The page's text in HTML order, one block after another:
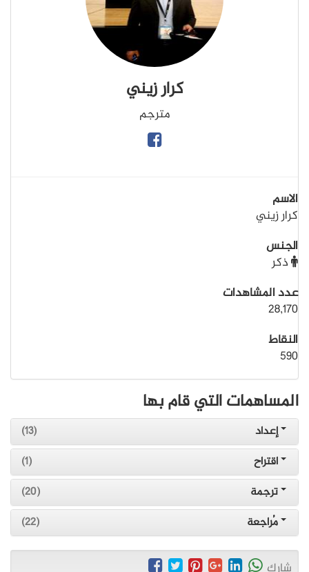
كرار زيني
مترجم
الاسم
كرار زيني
الجنس
ذكر
عدد المشاهدات
28,170
النقاط
590
المساهمات التي قام بها
إعداد
(13)
اقتراح
(1)
ترجمة
(20)
مُراجعة
(22)